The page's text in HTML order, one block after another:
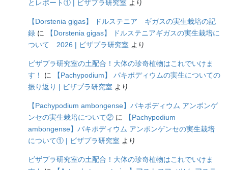
とレポート① | ビザプラ研究室 より
【Dorstenia gigas】 ドルステニア ギガスの実生栽培の記
録 に
【Dorstenia gigas】 ドルステニアギガスの実生栽培に
ついて 2026 | ビザプラ研究室 より
ビザプラ研究室の土配合！大体の珍奇植物はこれでいけま
す！
に
【Pachypodium】 パキポディウムの実生についての
振り返り | ビザプラ研究室 より
【Pachypodium ambongense】パキポディウム アンボンゲ
ンセの実生栽培について② に
【Pachypodium
ambongense】パキポディウム アンボンゲンセの実生栽培
について① | ビザプラ研究室 より
ビザプラ研究室の土配合！大体の珍奇植物はこれでいけま